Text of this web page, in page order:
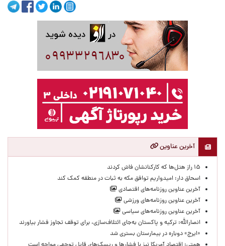
آخرین عناوین
۱۵ راز هتل‌ها که کارکنانشان فاش کردند
اسحاق دار: امیدواریم توافق مکه به ثبات در منطقه کمک کند
آخرین عناوین روزنامه‌های اقتصادی
آخرین عناوین روزنامه‌های ورزشی
آخرین عناوین روزنامه‌های سیاسی
انصارالله: ترکیه و پاکستان به‌جای ائتلاف‌سازی، برای توقف تجاوز فشار بیاورند
«ایرج» دوباره در بیمارستان بستری شد